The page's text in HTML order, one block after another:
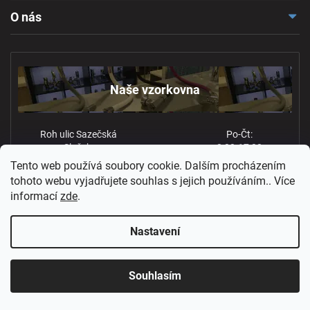
Tento web používá soubory cookie. Dalším procházením
tohoto webu vyjadřujete souhlas s jejich používáním.. Více
informací zde.
Nastavení
Souhlasím
Ochrana osobních údajů
O nás
Naše vzorkovna
Roh ulic Sazečská
Služeb,
Praha 10
Po-Čt:
8:00-17:00
Pá: 8:00-16:00
Více informací